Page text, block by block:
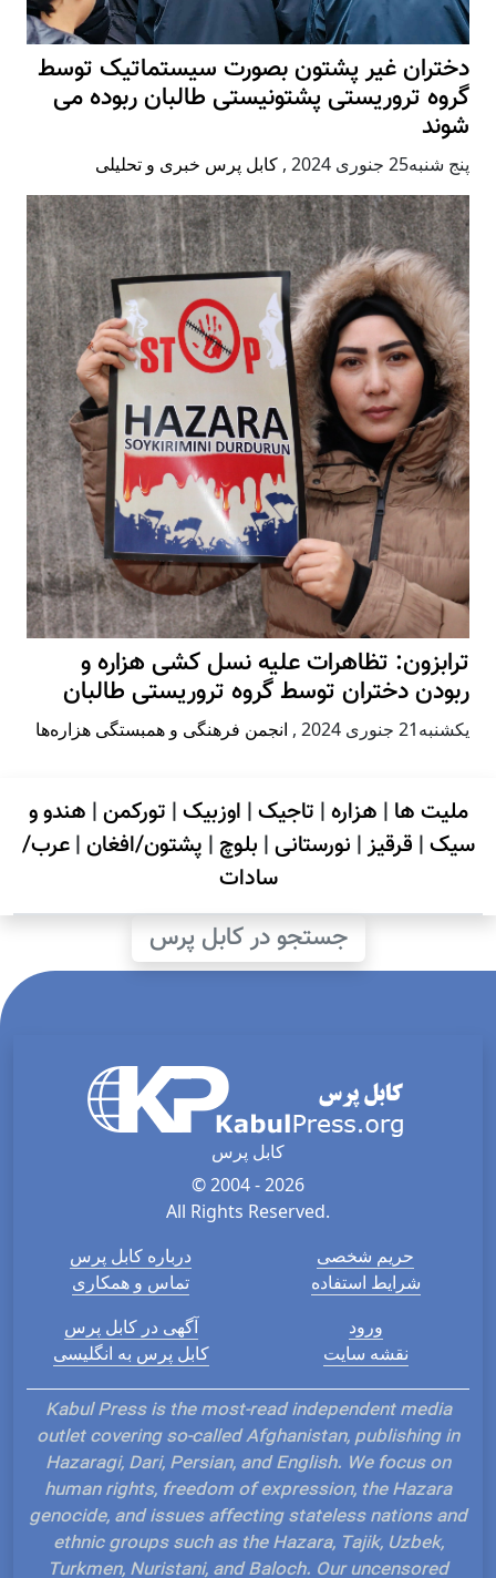
دختران غیر پشتون بصورت سیستماتیک توسط
گروه تروریستی پشتونیستی طالبان ربوده می
شوند
پنج شنبه25 جنوری 2024 , کابل پرس خبری و تحلیلی
ترابزون: تظاهرات علیه نسل کشی هزاره و
ربودن دختران توسط گروه تروریستی طالبان
يكشنبه21 جنوری 2024 , انجمن فرهنگی و همبستگی هزاره‌ها
ملیت ها | هزاره| تاجیک| اوزبیک| تورکمن| هندو و
سیک| قرقیز| نورستانی| بلوچ | پشتون/افغان|عرب/
سادات
جستجو در کابل پرس
کابل پرس
© 2004 - 2026
All Rights Reserved.
درباره کابل پرس
تماس و همکاری
حریم شخصی
شرایط استفاده
آگهی در کابل پرس
کابل پرس به انگلیسی
ورود
نقشه سایت
Kabul Press is the most-read independent media
outlet covering so-called Afghanistan, publishing in
Hazaragi, Dari, Persian, and English. We focus on
human rights, freedom of expression, the Hazara
genocide, and issues affecting stateless nations and
ethnic groups such as the Hazara, Tajik, Uzbek,
Turkmen, Nuristani, and Baloch. Our uncensored